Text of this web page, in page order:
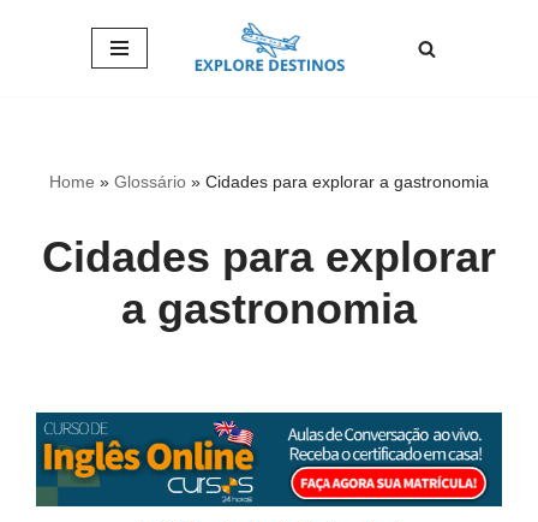
Home » Glossário » Cidades para explorar a gastronomia
Cidades para explorar
a gastronomia